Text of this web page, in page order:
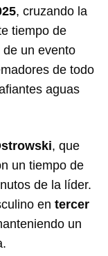
, cruzando la
tiempo de
un evento
de todo
aguas
, que
un tiempo de
de la líder.
en tercer
un